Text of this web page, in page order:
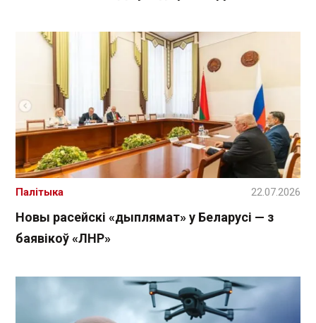
Новы расейскі «дыплямат» у Беларусі — з
баявікоў «ЛНР»
Палітыка 22.07.2026